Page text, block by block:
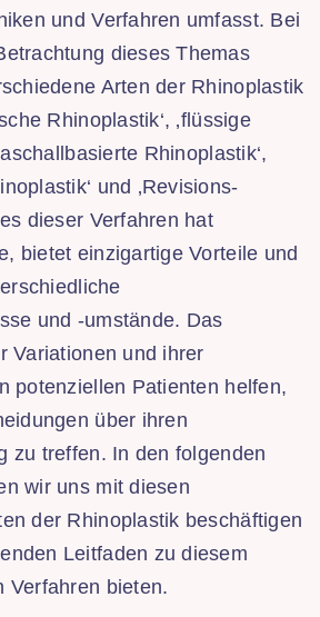
und Verfahren umfasst. Bei
dieses Themas
Arten der Rhinoplastik
Rhinoplastik‘, ‚flüssige
Rhinoplastik‘,
und ‚Revisions-
dieser Verfahren hat
bietet einzigartige Vorteile und
und -umstände. Das
Variationen und ihrer
potenziellen Patienten helfen,
über ihren
zu treffen. In den folgenden
wir uns mit diesen
der Rhinoplastik beschäftigen
Leitfaden zu diesem
Verfahren bieten.